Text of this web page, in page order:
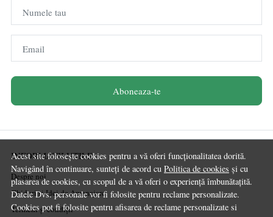
Acest site folosește cookies pentru a vă oferi funcționalitatea dorită.
Navigând în continuare, sunteți de acord cu Politica de cookies și cu
plasarea de cookies, cu scopul de a vă oferi o experiență îmbunătațită.
Datele Dvs. personale vor fi folosite pentru reclame personalizate.
Cookies pot fi folosite pentru afisarea de reclame personalizate si
Numele tau
Email
Aboneaza-te
INFORMATII UTILE
Despre noi
Ghiduri și Idei de Amenajare
Termeni și condiții